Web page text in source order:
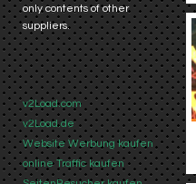
only contents of other
suppliers.
v2Load.com
v2Load.de
Website Werbung kaufen
online Traffic kaufen